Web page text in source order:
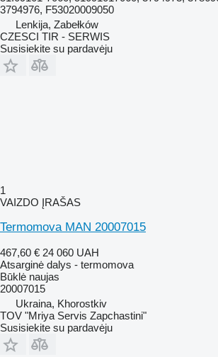
3794976, F53020009050
Lenkija, Zabełków
CZESCI TIR - SERWIS
Susisiekite su pardavėju
1
VAIZDO ĮRAŠAS
Termomova MAN 20007015
467,60 € 24 060 UAH
Atsarginė dalys - termomova
Būklė naujas
20007015
Ukraina, Khorostkiv
TOV "Mriya Servis Zapchastini"
Susisiekite su pardavėju